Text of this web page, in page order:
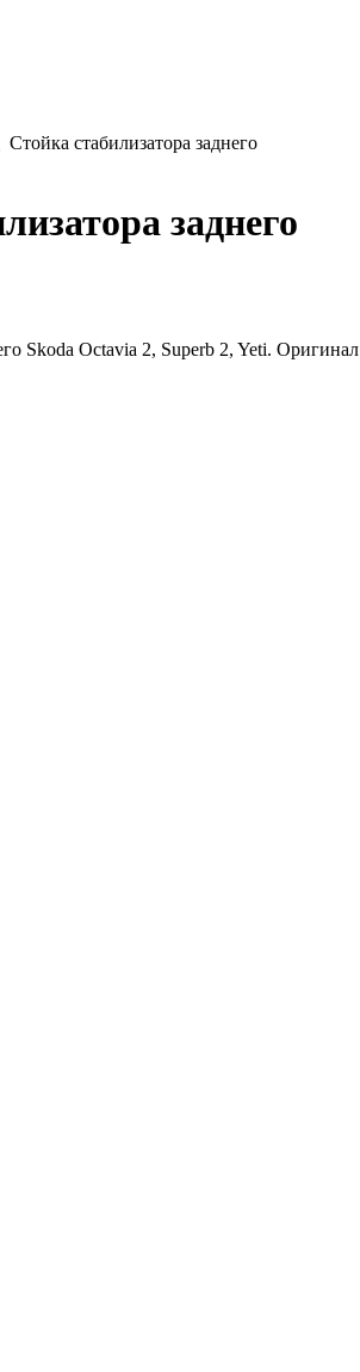
Стойка стабилизатора заднего
заднего
Skoda Octavia 2, Superb 2, Yeti. Оригинал